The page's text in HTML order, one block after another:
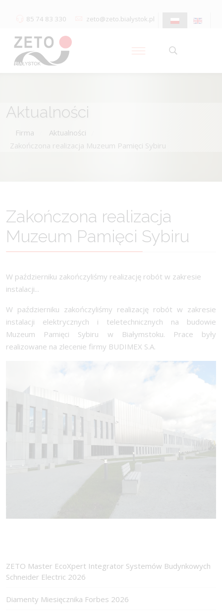
85 74 83 330 zeto@zeto.bialystok.pl
Aktualności
Firma Aktualności
Zakończona realizacja Muzeum Pamięci Sybiru
Zakończona realizacja
Muzeum Pamięci Sybiru
W październiku zakończyliśmy realizację robót w zakresie
instalacji...
W październiku zakończyliśmy realizację robót w zakresie
instalacji elektrycznych i teletechnicznych na budowie
Muzeum Pamięci Sybiru w Białymstoku. Prace były
realizowane na zlecenie firmy BUDIMEX S.A.
ZETO Master EcoXpert Integrator Systemów Budynkowych
Schneider Electric 2026
Diamenty Miesięcznika Forbes 2026